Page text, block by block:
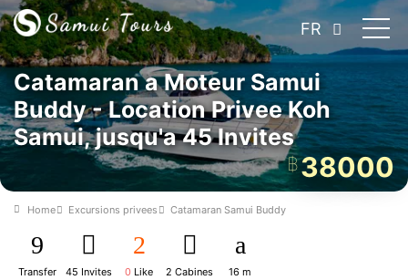
FR
Catamaran a Moteur Samui
Buddy - Location Privee Koh
Samui, jusqu'a 45 Invites
฿38000
Home Excursions privees Catamaran Samui Buddy
Transfer 45 Invites 0 Like 2 Cabines 16 m